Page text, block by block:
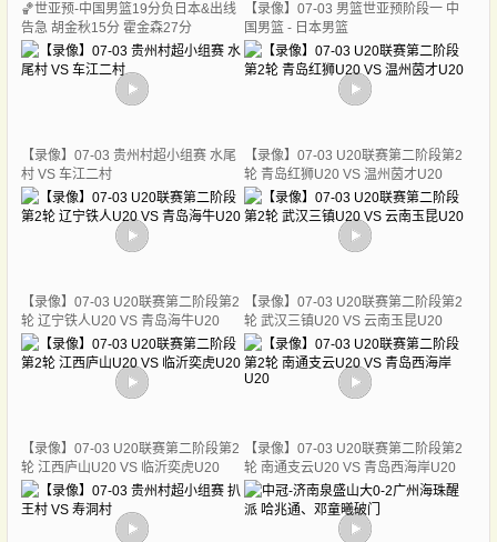
🏀世亚预-中国男篮19分负日本&出线
告急 胡金秋15分 霍金森27分
【录像】07-03 男篮世亚预阶段一 中
国男篮 - 日本男篮
【录像】07-03 贵州村超小组赛 水尾
村 VS 车江二村
【录像】07-03 U20联赛第二阶段第2
轮 青岛红狮U20 VS 温州茵才U20
【录像】07-03 U20联赛第二阶段第2
轮 辽宁铁人U20 VS 青岛海牛U20
【录像】07-03 U20联赛第二阶段第2
轮 武汉三镇U20 VS 云南玉昆U20
【录像】07-03 U20联赛第二阶段第2
轮 江西庐山U20 VS 临沂奕虎U20
【录像】07-03 U20联赛第二阶段第2
轮 南通支云U20 VS 青岛西海岸U20